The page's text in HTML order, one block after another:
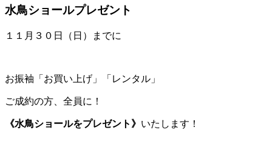
水鳥ショールプレゼント
１１月３０日（日）までに
お振袖「お買い上げ」「レンタル」
ご成約の方、全員に！
《水鳥ショールをプレゼント》 いたします！